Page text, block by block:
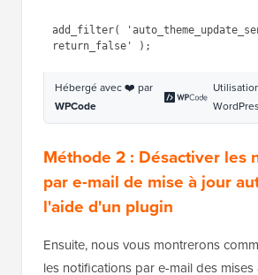
4. Désactiver les e-mails de
mises à jour de thèmes WordPress
Enfin, vous pouvez ajouter le code
jour automatiques des thèmes
'__return_false'
);